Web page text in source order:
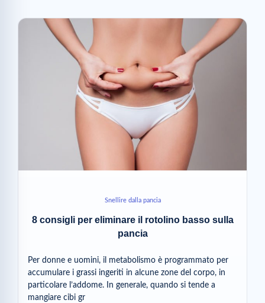
Snellire dalla pancia
8 consigli per eliminare il rotolino basso sulla
pancia
Per donne e uomini, il metabolismo è programmato per
accumulare i grassi ingeriti in alcune zone del corpo, in
particolare l’addome. In generale, quando si tende a
mangiare cibi gr